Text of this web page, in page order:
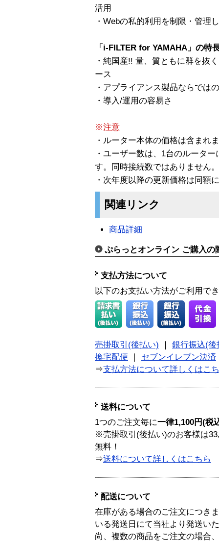
活用
・Webの私的利用を制限・管理
「i-FILTER for YAMAHA」の特
・純国産!! 量、質ともに群を抜
ース
・アプライアンス製品ならでは
・導入/運用の容易さ
※注意
・ルーター本体の価格は含まれ
・ユーザー数は、1台のルータ
す。同時接続数ではありません。
・次年度以降の更新価格は同額
関連リンク
商品詳細
ぷらっとオンライン ご購入の
支払方法について
以下のお支払い方法がご利用で
売掛取引(後払い)
銀行振込(後
換宅配便
セブンイレブン決済
⇒支払方法について詳しくはこ
送料について
1つのご注文毎に一律1,100円(税
※売掛取引(後払い)のお客様は
無料！
⇒送料について詳しくはこちら
配送について
在庫がある場合のご注文につき
いる発送日にて当社より発送い
尚、複数の商品をご注文の場合